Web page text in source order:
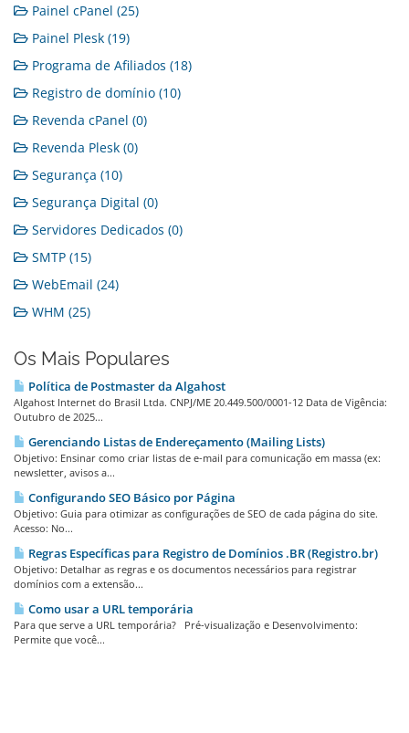
Painel cPanel (25)
Painel Plesk (19)
Programa de Afiliados (18)
Registro de domínio (10)
Revenda cPanel (0)
Revenda Plesk (0)
Segurança (10)
Segurança Digital (0)
Servidores Dedicados (0)
SMTP (15)
WebEmail (24)
WHM (25)
Os Mais Populares
Política de Postmaster da Algahost
Algahost Internet do Brasil Ltda. CNPJ/ME 20.449.500/0001-12 Data de Vigência:
Outubro de 2025...
Gerenciando Listas de Endereçamento (Mailing Lists)
Objetivo: Ensinar como criar listas de e-mail para comunicação em massa (ex:
newsletter, avisos a...
Configurando SEO Básico por Página
Objetivo: Guia para otimizar as configurações de SEO de cada página do site.
Acesso: No...
Regras Específicas para Registro de Domínios .BR (Registro.br)
Objetivo: Detalhar as regras e os documentos necessários para registrar
domínios com a extensão...
Como usar a URL temporária
Para que serve a URL temporária? Pré-visualização e Desenvolvimento:
Permite que você...